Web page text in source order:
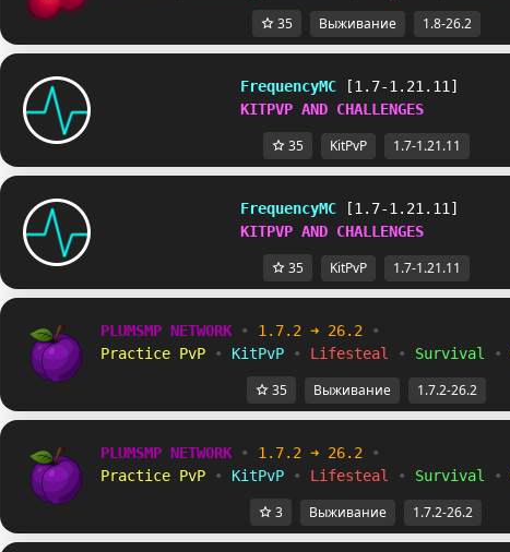
35 Выживание 1.8-26.2
FrequencyMC
[1.7-1.21.11]
KITPVP AND CHALLENGES
35 KitPvP 1.7-1.21.11
FrequencyMC
[1.7-1.21.11]
KITPVP AND CHALLENGES
35 KitPvP 1.7-1.21.11
PLUMSMP NETWORK • 1.7.2 ➜ 26.2
•
Practice PvP
• KitPvP • Lifesteal • Survival •
35 Выживание 1.7.2-26.2
PLUMSMP NETWORK • 1.7.2 ➜ 26.2
•
Practice PvP
• KitPvP • Lifesteal • Survival •
3 Выживание 1.7.2-26.2